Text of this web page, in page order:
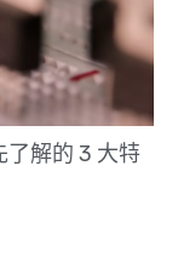
了解的 3 大特